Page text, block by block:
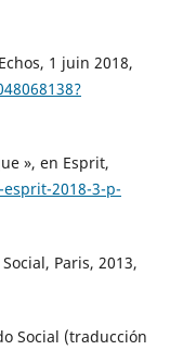
1 juin 2018,
», en Esprit,
2018-3-p-
Paris, 2013,
Social (traducción